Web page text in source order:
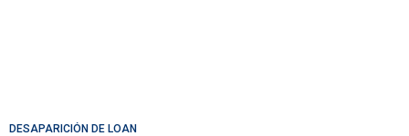
DESAPARICIÓN DE LOAN